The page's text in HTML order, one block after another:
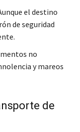
el destino
de seguridad
no
y mareos
de